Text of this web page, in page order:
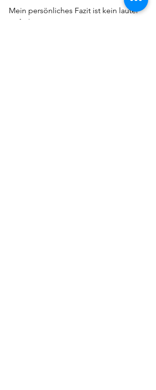
Mein persönliches Fazit ist kein lauter
Aufschrei.